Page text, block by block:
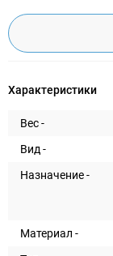
Характеристики
Вес -
Вид -
Назначение -
Материал -